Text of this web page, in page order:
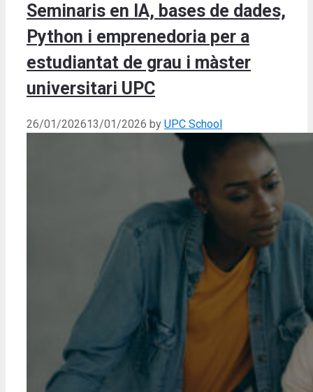
Seminaris en IA, bases de dades,
Python i emprenedoria per a
estudiantat de grau i màster
universitari UPC
26/01/202613/01/2026 by UPC School